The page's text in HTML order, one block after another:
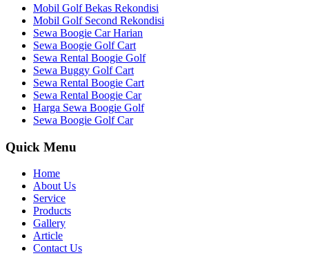
Mobil Golf Bekas Rekondisi
Mobil Golf Second Rekondisi
Sewa Boogie Car Harian
Sewa Boogie Golf Cart
Sewa Rental Boogie Golf
Sewa Buggy Golf Cart
Sewa Rental Boogie Cart
Sewa Rental Boogie Car
Harga Sewa Boogie Golf
Sewa Boogie Golf Car
Quick Menu
Home
About Us
Service
Products
Gallery
Article
Contact Us